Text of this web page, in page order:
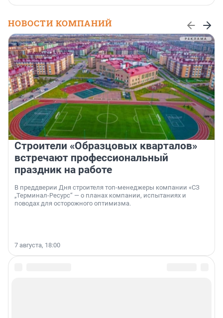
НОВОСТИ КОМПАНИЙ
Строители «Образцовых кварталов»
встречают профессиональный
праздник на работе
В преддверии Дня строителя топ-менеджеры компании «СЗ
„Терминал-Ресурс“ — о планах компании, испытаниях и
поводах для осторожного оптимизма.
7 августа, 18:00